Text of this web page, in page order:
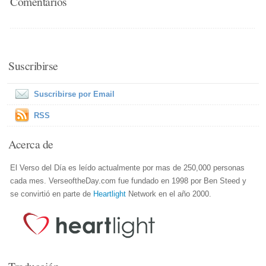
Suscribirse
Suscribirse por Email
RSS
Acerca de
El Verso del Día es leído actualmente por mas de 250,000 personas
cada mes. VerseoftheDay.com fue fundado en 1998 por Ben Steed y
se convirtió en parte de Heartlight Network en el año 2000.